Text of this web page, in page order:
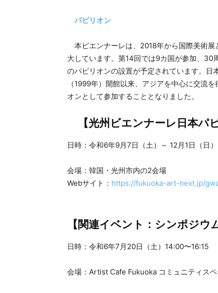
パビリオン
本ビエンナーレは、2018年から国際美術
大しています。第14回では9カ国が参加、30
のパビリオンの設置が予定されています。
（1999年）開館以来、アジアを中心に交流
オンとして参加することとなりました。
【光州ビエンナーレ日本パ
日時：令和6年9月7日（土）～ 12月1日（日）
会場：韓国・光州市内の2会場
Webサイト： https://fukuoka-art-next.jp/
【関連イベント：シンポジウ
日時：令和6年7月20日（土）14:00〜16:15
会場：Artist Cafe Fukuoka コミュニティス